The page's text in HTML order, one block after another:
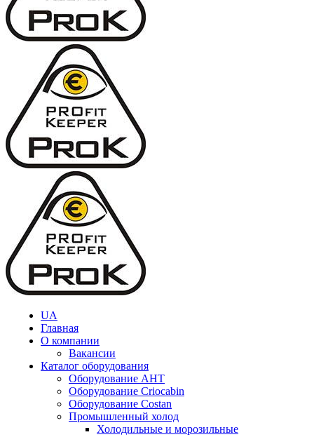
UA
Главная
О компании
Вакансии
Каталог оборудования
Оборудование AHT
Оборудование Criocabin
Оборудование Costan
Промышленный холод
Холодильные и морозильные